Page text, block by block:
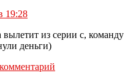
19:28
из серии с, команду
деньги)